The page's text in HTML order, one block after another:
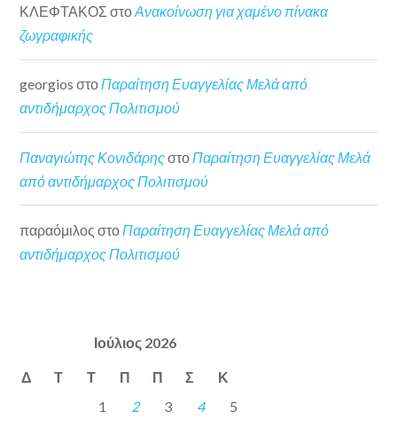
ΚΛΕΦΤΑΚΟΣ στοΑνακοίνωση για χαμένο πίνακα
ζωγραφικής
georgios στοΠαραίτηση Ευαγγελίας Μελά από
αντιδήμαρχος Πολιτισμού
Παναγιώτης Κονιδάρηςστο Παραίτηση Ευαγγελίας Μελά
από αντιδήμαρχος Πολιτισμού
παραόμιλος στο Παραίτηση Ευαγγελίας Μελά από
αντιδήμαρχος Πολιτισμού
Ιούλιος 2026
Δ Τ Τ Π Π Σ Κ
1 2 3 4
5